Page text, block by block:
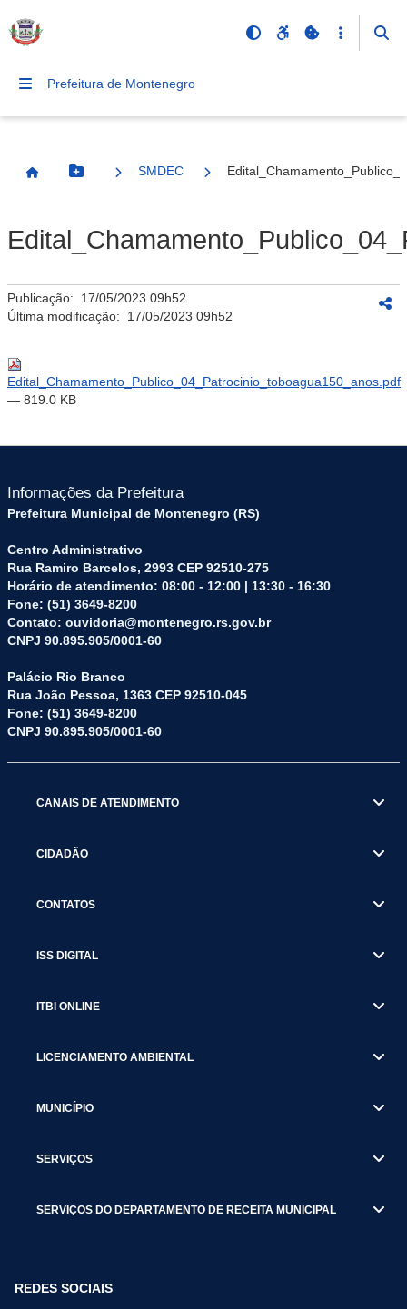
Prefeitura de Montenegro
Página InicialBotão Menu
SMDEC
Publicação: 17/05/2023 09h52
Última modificação: 17/05/2023 09h52
Edital_Chamamento_Publico_04_Patrocinio_toboagua150_anos.pdf
— 819.0 KB
Informações da Prefeitura
Prefeitura Municipal de Montenegro (RS)
Centro Administrativo
Rua Ramiro Barcelos, 2993 CEP 92510-275
Horário de atendimento: 08:00 - 12:00 | 13:30 - 16:30
Fone: (51) 3649-8200
Contato: ouvidoria@montenegro.rs.gov.br
CNPJ 90.895.905/0001-60
Palácio Rio Branco
Rua João Pessoa, 1363 CEP 92510-045
Fone: (51) 3649-8200
CNPJ 90.895.905/0001-60
CANAIS DE ATENDIMENTO
CIDADÃO
CONTATOS
ISS DIGITAL
ITBI ONLINE
LICENCIAMENTO AMBIENTAL
MUNICÍPIO
SERVIÇOS
SERVIÇOS DO DEPARTAMENTO DE RECEITA MUNICIPAL
REDES SOCIAIS